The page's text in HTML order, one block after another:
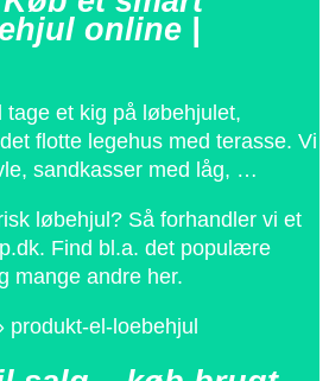
online |
tage et kig på løbehjulet,
flotte legehus med terasse. Vi
sandkasser med låg, …
løbehjul? Så forhandler vi et
Find bl.a. det populære
mange andre her.
produkt-el-loebehjul